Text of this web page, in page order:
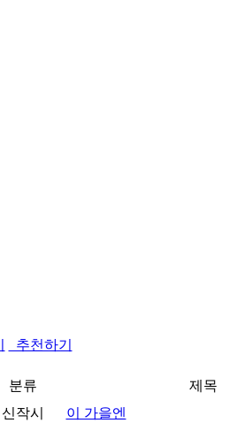
추천하기
분류
제목
신작시
이 가을엔